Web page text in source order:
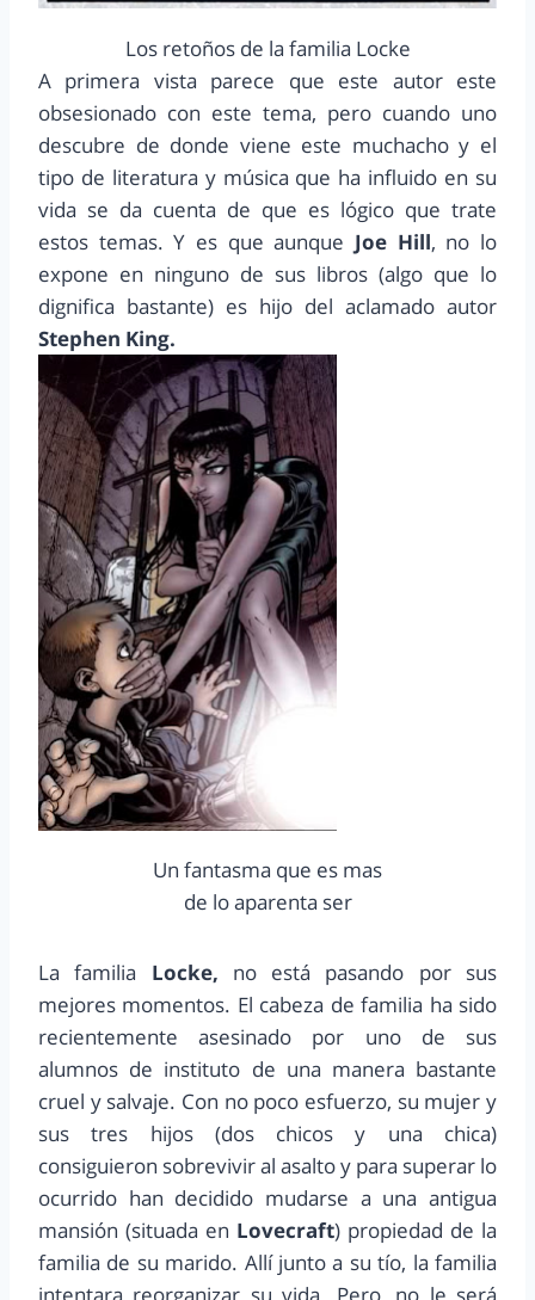
Los retoños de la familia Locke
A primera vista parece que este autor este
obsesionado con este tema, pero cuando uno
descubre de donde viene este muchacho y el
tipo de literatura y música que ha influido en su
vida se da cuenta de que es lógico que trate
estos temas. Y es que aunque Joe Hill, no lo
expone en ninguno de sus libros (algo que lo
dignifica bastante) es hijo del aclamado autor
Stephen King.
Un fantasma que es mas
de lo aparenta ser
La familia Locke, no está pasando por sus
mejores momentos. El cabeza de familia ha sido
recientemente asesinado por uno de sus
alumnos de instituto de una manera bastante
cruel y salvaje. Con no poco esfuerzo, su mujer y
sus tres hijos (dos chicos y una chica)
consiguieron sobrevivir al asalto y para superar lo
ocurrido han decidido mudarse a una antigua
mansión (situada en Lovecraft) propiedad de la
familia de su marido. Allí junto a su tío, la familia